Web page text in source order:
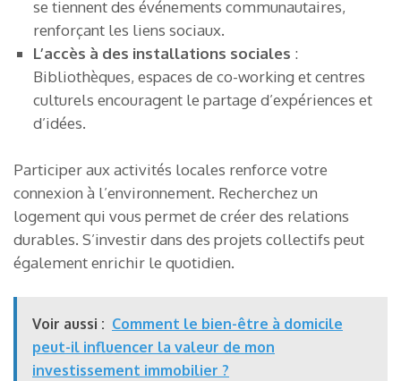
se tiennent des événements communautaires,
renforçant les liens sociaux.
L’accès à des installations sociales :
Bibliothèques, espaces de co-working et centres
culturels encouragent le partage d’expériences et
d’idées.
Participer aux activités locales renforce votre
connexion à l’environnement. Recherchez un
logement qui vous permet de créer des relations
durables. S’investir dans des projets collectifs peut
également enrichir le quotidien.
Voir aussi : Comment le bien-être à domicile
peut-il influencer la valeur de mon
investissement immobilier ?